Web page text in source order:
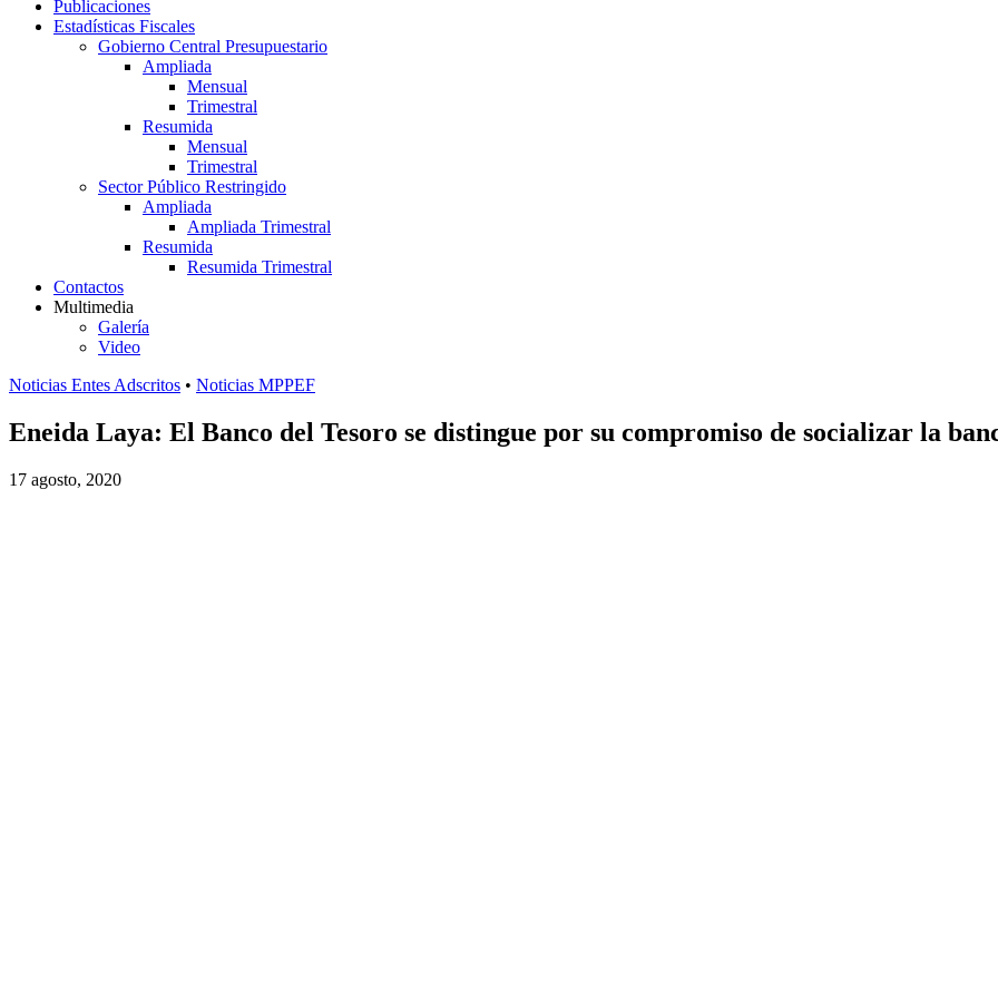
Publicaciones
Estadísticas Fiscales
Gobierno Central Presupuestario
Ampliada
Mensual
Trimestral
Resumida
Mensual
Trimestral
Sector Público Restringido
Ampliada
Ampliada Trimestral
Resumida
Resumida Trimestral
Contactos
Multimedia
Galería
Video
Noticias Entes Adscritos • Noticias MPPEF
Eneida Laya: El Banco del Tesoro se distingue por su compromiso de socializar la
17 agosto, 2020